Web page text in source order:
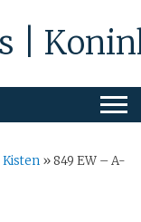
|
Kisten »849 EW – A-